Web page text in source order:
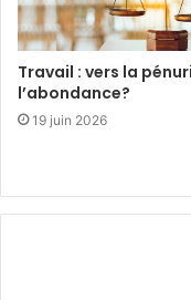
Travail : vers la
l’abondance?
19 juin 2026